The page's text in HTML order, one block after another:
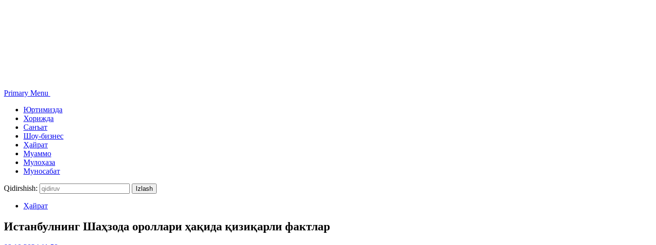
Primary Menu
Юртимизда
Хорижда
Санъат
Шоу-бизнес
Ҳайрат
Муаммо
Мулоҳаза
Муносабат
Qidirshish:
Ҳайрат
Истанбулнинг Шаҳзода ороллари ҳақида қизиқарли фактлар